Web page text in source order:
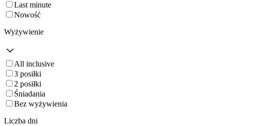
Last minute
Nowość
Wyżywienie
All inclusive
3 posiłki
2 posiłki
Śniadania
Bez wyżywienia
Liczba dni